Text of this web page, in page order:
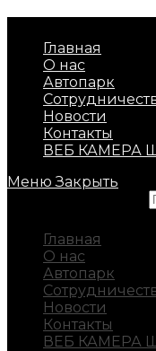
Главная
О нас
Автопарк
Новости
Контакты
ВЕБ КАМЕРА
Меню Закрыть
Главная
О нас
Автопарк
Новости
Контакты
ВЕБ КАМЕРА